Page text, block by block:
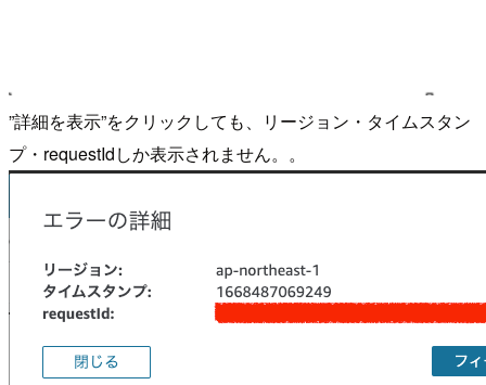
”詳細を表示”をクリックしても、リージョン・タイムスタン
プ・requestIdしか表示されません。。